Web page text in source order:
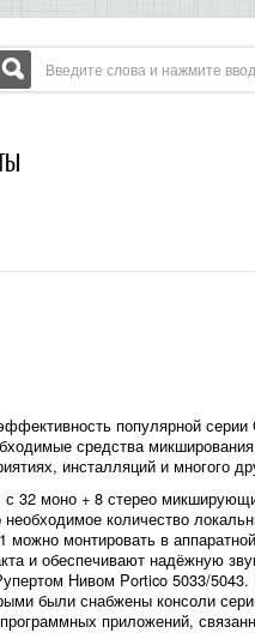
популярной
средства
инсталляций и многого
32 моно + 8 стерео
количество
монтировать в
и обеспечивают надёжную
Нивом Portico 5033/
были снабжены консоли
приложений,